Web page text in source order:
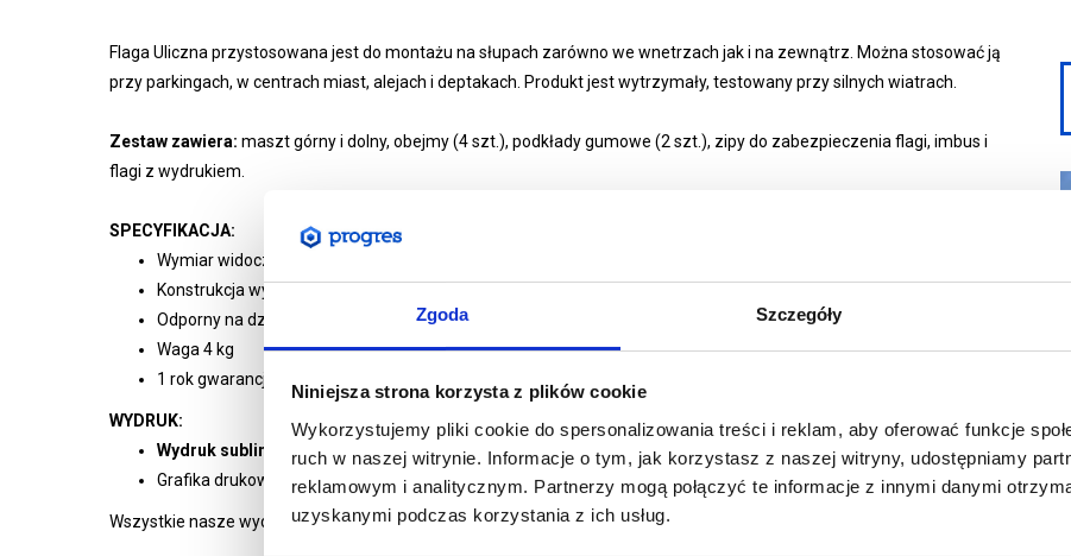
Zgoda Szczegóły
Niniejsza strona korzysta z plików cookie
Wykorzystujemy pliki cookie do spersonalizowania treści i reklam, aby oferować funkcje
ruch w naszej witrynie. Informacje o tym, jak korzystasz z naszej witryny, udostępniamy
reklamowym i analitycznym. Partnerzy mogą połączyć te informacje z innymi danymi
uzyskanymi podczas korzystania z ich usług.
Flaga Uliczna przystosowana jest do montażu na słupach zarówno we wnetrzach jak i na zewnątrz. Można stosować ją
przy parkingach, w centrach miast, alejach i deptakach. Produkt jest wytrzymały, testowany przy silnych wiatrach.
Zestaw zawiera: maszt górny i dolny, obejmy (4 szt.), podkłady gumowe (2 szt.), zipy do zabezpieczenia flagi, imbus i
flagi z wydrukiem.
SPECYFIKACJA:
Wymiar widocznej grafiki: 58x150 cm
Konstrukcja wykonana ze stali i aluminium
Odporny na działanie wiatru do 50-60 km/h
Waga 4 kg
1 rok gwarancji
WYDRUK:
Wydruk sublimacyjny na tkaninie poliestrowej 117g/m2
Grafika drukowana cyfrowo w rozdzielczości 1440 dpi
Wszystkie nasze wydruki są wysokiej jakości, pełnokolorowe, drukowane cyfrowo w rozdzielczości 1440 dpi.